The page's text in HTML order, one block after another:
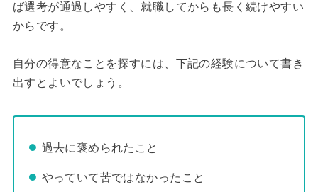
ば選考が通過しやすく、就職してからも長く続けやすい
からです。
自分の得意なことを探すには、下記の経験について書き
出すとよいでしょう。
過去に褒められたこと
やっていて苦ではなかったこと